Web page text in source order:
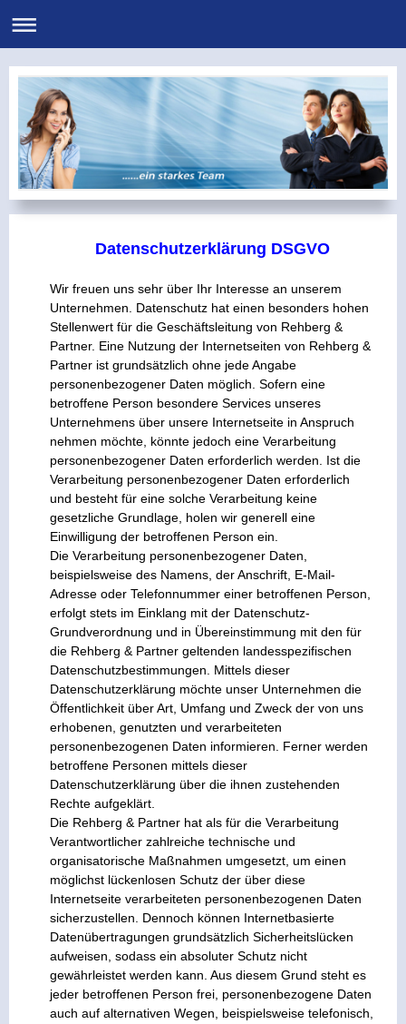
Datenschutzerklärung DSGVO
Wir freuen uns sehr über Ihr Interesse an unserem
Unternehmen. Datenschutz hat einen besonders hohen
Stellenwert für die Geschäftsleitung von Rehberg &
Partner. Eine Nutzung der Internetseiten von Rehberg &
Partner ist grundsätzlich ohne jede Angabe
personenbezogener Daten möglich. Sofern eine
betroffene Person besondere Services unseres
Unternehmens über unsere Internetseite in Anspruch
nehmen möchte, könnte jedoch eine Verarbeitung
personenbezogener Daten erforderlich werden. Ist die
Verarbeitung personenbezogener Daten erforderlich
und besteht für eine solche Verarbeitung keine
gesetzliche Grundlage, holen wir generell eine
Einwilligung der betroffenen Person ein.
Die Verarbeitung personenbezogener Daten,
beispielsweise des Namens, der Anschrift, E-Mail-
Adresse oder Telefonnummer einer betroffenen Person,
erfolgt stets im Einklang mit der Datenschutz-
Grundverordnung und in Übereinstimmung mit den für
die Rehberg & Partner geltenden landesspezifischen
Datenschutzbestimmungen. Mittels dieser
Datenschutzerklärung möchte unser Unternehmen die
Öffentlichkeit über Art, Umfang und Zweck der von uns
erhobenen, genutzten und verarbeiteten
personenbezogenen Daten informieren. Ferner werden
betroffene Personen mittels dieser
Datenschutzerklärung über die ihnen zustehenden
Rechte aufgeklärt.
Die Rehberg & Partner hat als für die Verarbeitung
Verantwortlicher zahlreiche technische und
organisatorische Maßnahmen umgesetzt, um einen
möglichst lückenlosen Schutz der über diese
Internetseite verarbeiteten personenbezogenen Daten
sicherzustellen. Dennoch können Internetbasierte
Datenübertragungen grundsätzlich Sicherheitslücken
aufweisen, sodass ein absoluter Schutz nicht
gewährleistet werden kann. Aus diesem Grund steht es
jeder betroffenen Person frei, personenbezogene Daten
auch auf alternativen Wegen, beispielsweise telefonisch,